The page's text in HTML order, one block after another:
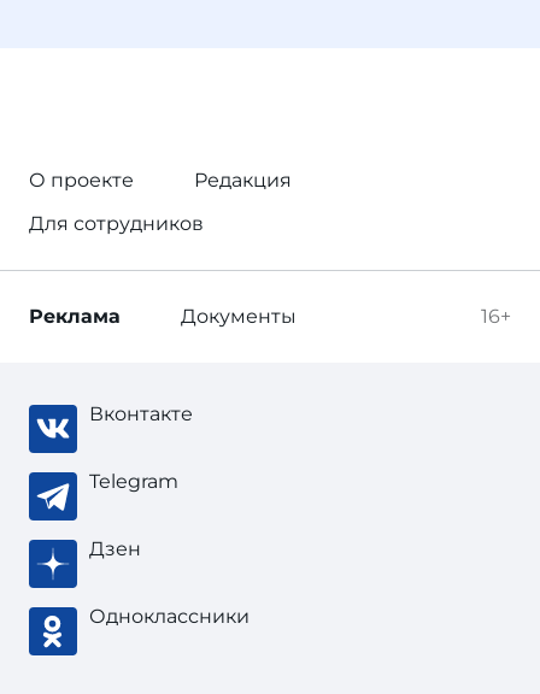
О проекте
Редакция
Для сотрудников
16+
Реклама Документы
Вконтакте
Telegram
Дзен
Одноклассники